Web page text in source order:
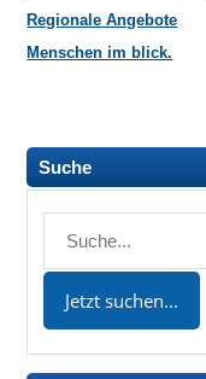
Regionale Angebote
Menschen im blick.
Suche